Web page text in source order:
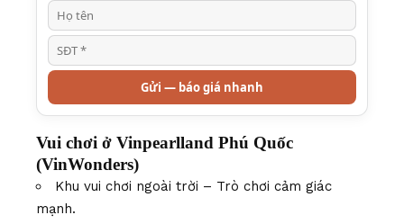
Gửi — báo giá nhanh
Vui chơi ở Vinpearlland Phú Quốc
(VinWonders)
Khu vui chơi ngoài trời – Trò chơi cảm giác
mạnh.